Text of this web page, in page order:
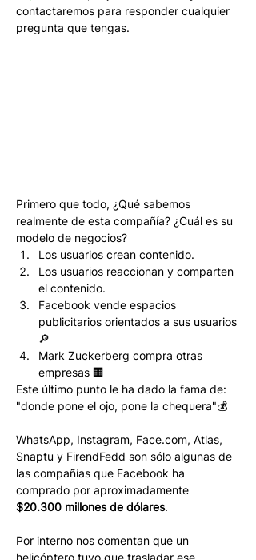
contactaremos para responder cualquier
pregunta que tengas.
Primero que todo, ¿Qué sabemos
realmente de esta compañía? ¿Cuál es su
modelo de negocios?
Los usuarios crean contenido.
Los usuarios reaccionan y comparten
el contenido.
Facebook vende espacios
publicitarios orientados a sus usuarios
🔎
Mark Zuckerberg compra otras
empresas 🏢
Este último punto le ha dado la fama de:
"donde pone el ojo, pone la chequera"💰
WhatsApp, Instagram, Face.com, Atlas,
Snaptu y FirendFedd son sólo algunas de
las compañías que Facebook ha
comprado por aproximadamente
$20.300 millones de dólares.
Por interno nos comentan que un